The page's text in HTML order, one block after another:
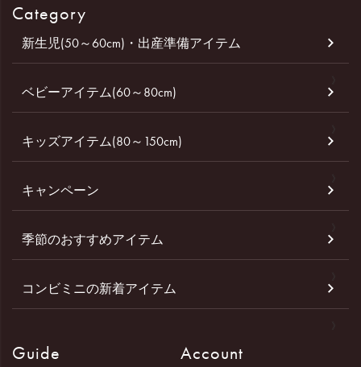
Category
新生児(50～60cm)・出産準備アイテム
ベビーアイテム(60～80cm)
キッズアイテム(80～150cm)
キャンペーン
季節のおすすめアイテム
コンビミニの新着アイテム
Guide Account